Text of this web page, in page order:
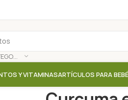
SELECCIONAR CATEGORÍA
Y VITAMINASARTÍCULOS PARA